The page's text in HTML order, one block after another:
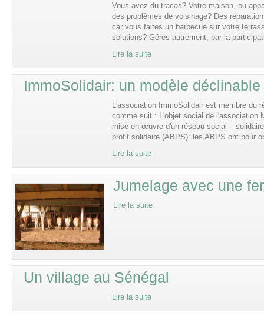
Vous avez du tracas? Votre maison, ou
des problèmes de voisinage? Des
car vous faites un barbecue sur votre
solutions? Gérés autrement, par la
Lire la suite
ImmoSolidair: un modèle
L'association ImmoSolidair est membre du
comme suit : L'objet social de l'association
mise en œuvre d'un réseau social –
profit solidaire (ABPS): les ABPS ont pour
Lire la suite
Jumelage avec une
Lire la suite
Un village au Sénégal
Lire la suite